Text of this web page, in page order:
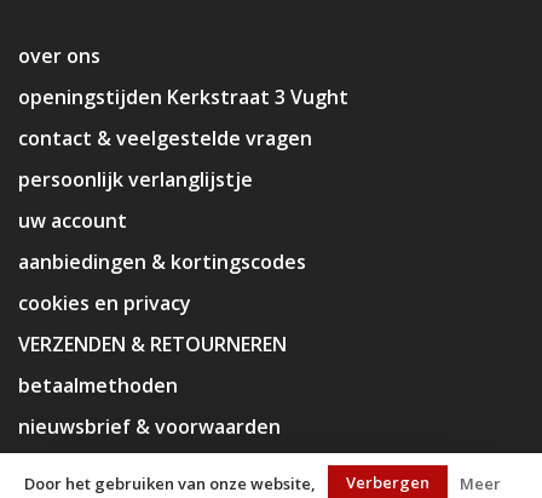
over ons
openingstijden Kerkstraat 3 Vught
contact & veelgestelde vragen
persoonlijk verlanglijstje
uw account
aanbiedingen & kortingscodes
cookies en privacy
VERZENDEN & RETOURNEREN
betaalmethoden
nieuwsbrief & voorwaarden
Door het gebruiken van onze website, Verbergen Meer